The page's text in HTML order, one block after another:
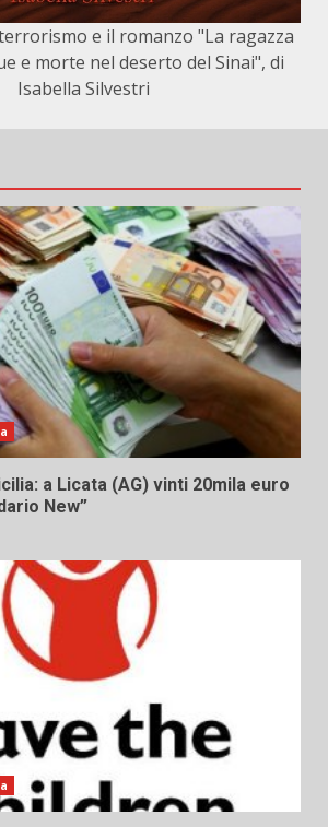
e il romanzo "La ragazza
e morte nel deserto del Sinai", di
Isabella Silvestri
a Licata (AG) vinti 20mila euro
New”